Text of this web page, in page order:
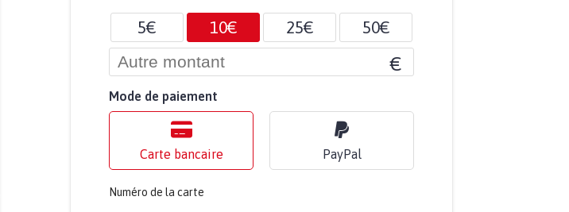
5€ 10€ 25€ 50€
€
Mode de paiement
Carte bancaire PayPal
Numéro de la carte